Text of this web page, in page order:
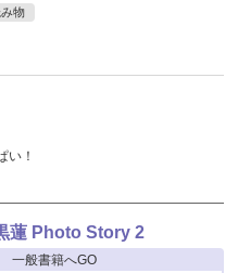
物
い！
蓮 Photo Story 2
一般書籍へGO